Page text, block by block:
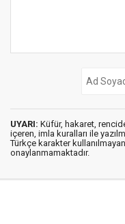
UYARI: Küfür, hakaret,
içeren, imla kuralları ile
Türkçe karakter
onaylanmamaktadır.